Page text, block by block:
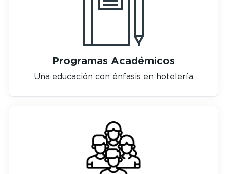
Programas Académicos
Una educación con énfasis en hotelería